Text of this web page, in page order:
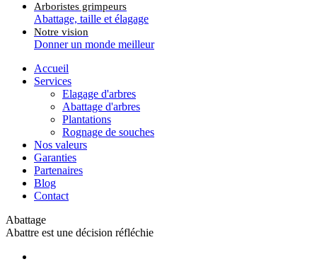
Arboristes grimpeurs
Abattage, taille et élagage
Notre vision
Donner un monde meilleur
Accueil
Services
Elagage d'arbres
Abattage d'arbres
Plantations
Rognage de souches
Nos valeurs
Garanties
Partenaires
Blog
Contact
Abattage
Abattre est une décision réfléchie